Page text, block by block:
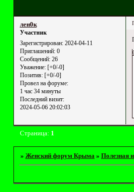
лен0к
Участник
Зарегистрирован: 2024-04-11
Приглашений:0
Сообщений:26
Уважение: [+0/-0]
Позитив: [+0/-0]
Провел на форуме:
1 час 34 минуты
Последний визит:
2024-05-06 20:02:03
Страница: 1
» Женский форум Крыма » Полезная